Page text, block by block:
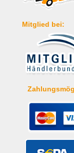
Mitglied bei: